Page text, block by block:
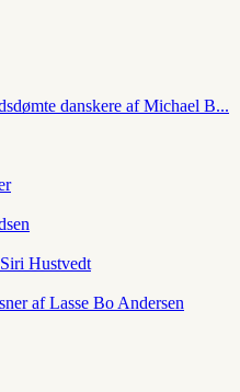
danskere af Michael B...
Hustvedt
af Lasse Bo Andersen